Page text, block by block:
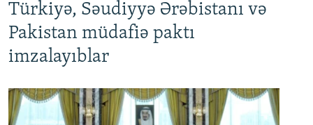
Türkiyə, Səudiyyə Ərəbistanı və
Pakistan müdafiə paktı
imzalayıblar